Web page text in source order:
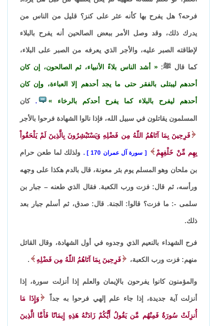
فرحه؟ هل يفرح بها كأنه عثر على كنز؟ قليل من الناس من
يدرك ذلك، وقد وصل الأمر ببعض الصالحين أنه يفرح بالبلاء
لإطاقته الصبر عليه، والأجر الذي يعرفه من الصبر على البلاء،
كما قال ﷺ: أشد الناس بلاءً الأنبياء، ثم الصالحون، إن كان
أحدهم ليبتلى بالفقر حتى ما يجد أحدهم إلا العباءة، وإن كان
أحدهم ليفرح بالبلاء كما يفرح أحدكم بالرخاء . كان
المسلمون يقاتلون في سبيل الله، فإذا نالوا الشهادة فرحوا بالأجر
فَرِحِينَ بِمَا آتَاهُمُ اللّهُ مِن فَضْلِهِ وَيَسْتَبْشِرُونَ بِالَّذِينَ لَمْ يَلْحَقُواْ
بِهِم مِّنْ خَلْفِهِمْ سورة آل عمران 170 . ولذلك لما طعن حرام
بن ملحان وهو المسلم يوم بئر معونة، قال بالدم هكذا على وجهه
ورأسه، ثم قال: فزت ورب الكعبة. فقال الذي طعنه – جبار بن
سلمى -: ما فزت؟ قالوا: الجنة. قال: صدق، ثم أسلم جبار بعد
ذلك.
فرح الشهداء بالنعيم الذي وجدوه في أول الشهادة، وقال القائل
منهم: فزت ورب الكعبة، فَرِحِينَ بِمَا آتَاهُمُ اللّهُ مِن فَضْلِهِ .
والمؤمنون كانوا يفرحون بالإيمان والعلم إذا أنزلت سورة، إذا
أنزلت آية جديدة، إذا جاء علم إلهي فرحوا به جداً وَإِذَا مَا
أُنزِلَتْ سُورَةٌ فَمِنْهُم مَّن يَقُولُ أَيُّكُمْ زَادَتْهُ هَذِهِ إِيمَانًا فَأَمَّا الَّذِينَ